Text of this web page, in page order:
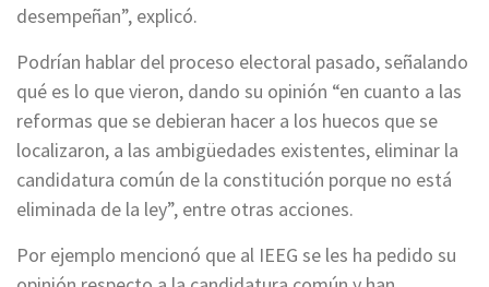
desempeñan”, explicó.
Podrían hablar del proceso electoral pasado, señalando
qué es lo que vieron, dando su opinión “en cuanto a las
reformas que se debieran hacer a los huecos que se
localizaron, a las ambigüedades existentes, eliminar la
candidatura común de la constitución porque no está
eliminada de la ley”, entre otras acciones.
Por ejemplo mencionó que al IEEG se les ha pedido su